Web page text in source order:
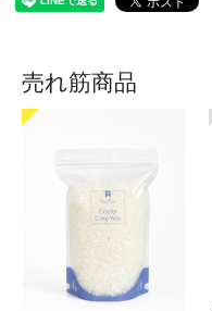
売れ筋商品